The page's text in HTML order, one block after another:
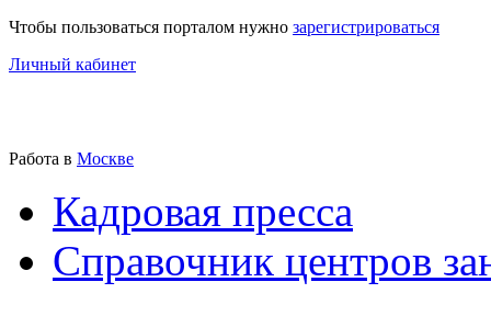
Чтобы пользоваться порталом нужно зарегистрироваться
Личный кабинет
Работа в Москве
Кадровая пресса
Справочник центров